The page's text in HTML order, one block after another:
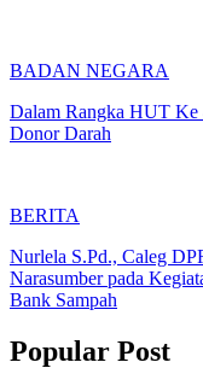
BADAN NEGARA
Dalam Rangka HUT
Donor Darah
BERITA
Nurlela S.Pd., Caleg
Narasumber pada
Bank Sampah
Popular Post